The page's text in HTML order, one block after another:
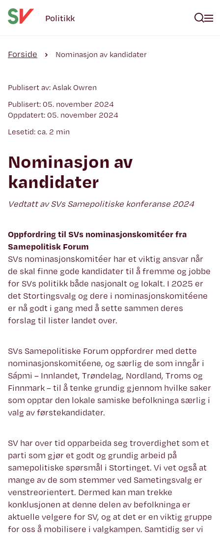
Politikk
Forside Nominasjon av kandidater
Publisert av: Aslak Owren
Publisert: 05. november 2024
Oppdatert: 05. november 2024
Lesetid: ca. 2 min
Nominasjon av
kandidater
Vedtatt av SVs Samepolitiske konferanse 2024
Oppfordring til SVs nominasjonskomitéer fra
Samepolitisk Forum
SVs nominasjonskomitéer har et viktig ansvar når
de skal finne gode kandidater til å fremme og jobbe
for SVs politikk både nasjonalt og lokalt. I 2025 er
det Stortingsvalg og dere i nominasjonskomitéene
er nå godt i gang med å sette sammen deres
forslag til lister landet over.
SVs Samepolitiske Forum oppfordrer med dette
nominasjonskomitéene, og særlig de som inngår i
Sápmi – Innlandet, Trøndelag, Nordland, Troms og
Finnmark – til å tenke grundig gjennom hvilke saker
som opptar den lokale samiske befolkninga særlig i
valg av førstekandidater.
SV har over tid opparbeida seg troverdighet som et
parti som gjør et godt og grundig arbeid på
samepolitiske spørsmål i Stortinget. Vi vet også at
mange av de som stemmer ved Sametingsvalg er
venstreorientert. Dermed kan man trekke
konklusjonen at denne delen av befolkninga er
aktuelle velgere for SV, og at det er en viktig gruppe
for oss å mobilisere i valgkampen. Samtidig ser vi